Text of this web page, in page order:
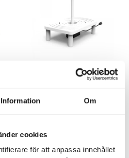
Information Om
cookies
för att anpassa innehållet
FastWasher Rack
895 kr